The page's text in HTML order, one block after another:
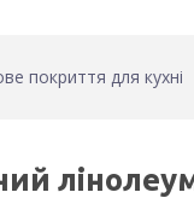
покриття для кухні